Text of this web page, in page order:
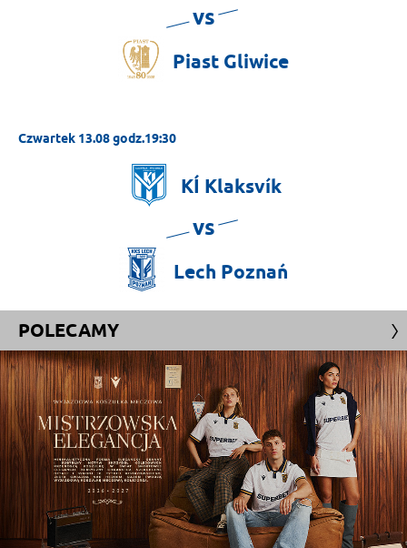
vs
Piast Gliwice
Czwartek 13.08 godz.19:30
KÍ Klaksvík
vs
Lech Poznań
POLECAMY